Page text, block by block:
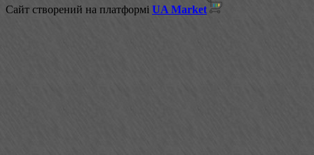
Сайт створений на платформі UA Market